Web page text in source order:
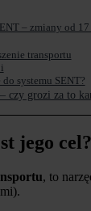
– zmiany od 17
transportu
systemu SENT?
czy grozi za to
jego cel?
, to